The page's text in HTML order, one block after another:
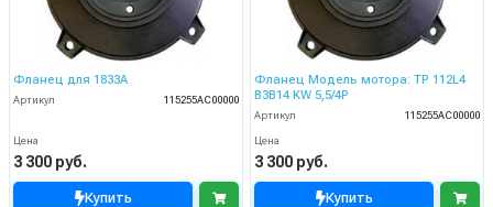
Фланец для 1833А
Артикул 115255AC00000
Цена
3 300 руб.
Купить
Фланец Модель мотора: TP 112L4
B3B14 KW 5,5/4P
Артикул 115255AC00000
Цена
3 300 руб.
Купить